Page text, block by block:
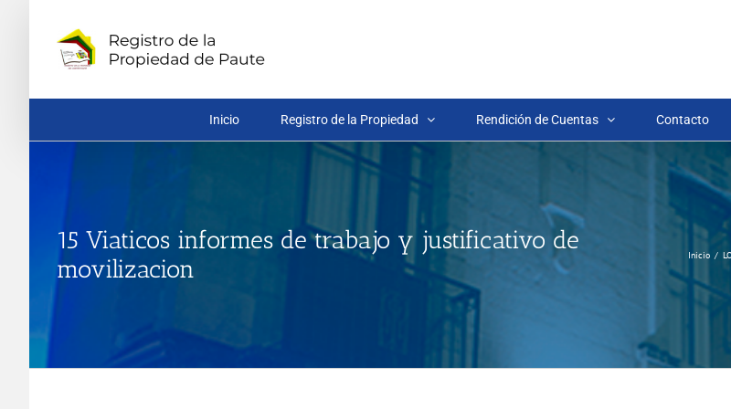
contenido
Inicio Registro de la Propiedad Rendición de Cuentas Contacto
15 Viaticos informes de trabajo y justificativo de
movilizacion
Inicio